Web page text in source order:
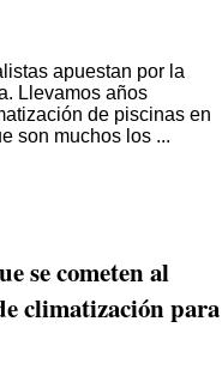
apuestan por la
Llevamos años
de piscinas en
son muchos los ...
se cometen al
climatización para